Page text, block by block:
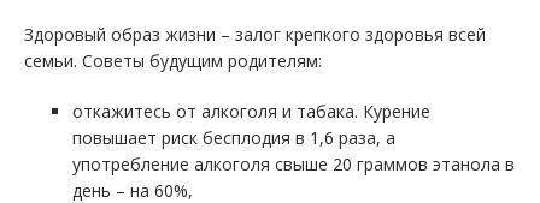
Здоровый образ жизни – залог крепкого здоровья всей
семьи. Советы будущим родителям:
откажитесь от алкоголя и табака. Курение
повышает риск бесплодия в 1,6 раза, а
употребление алкоголя свыше 20 граммов этанола в
день – на 60%,